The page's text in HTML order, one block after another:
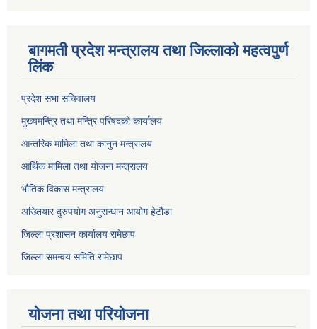
बागमती प्रदेश मन्त्रालय तथा जिल्लाको महत्वपुर्ण
लिंक
प्रदेश सभा सचिवालय
मुख्यमन्त्रि तथा मन्त्रि परिषदको कार्यालय
आन्तरिक मामिला तथा कानुन मन्त्रालय
आर्थिक मामिला तथा योजना मन्त्रालय
भौतिक विकास मन्त्रालय
अख्तियार दुरुपयोग अनुसन्धान आयोग हेटौडा
जिल्ला प्रशासन कार्यालय रामेछाप
जिल्ला समन्वय समिति रामेछाप
योजना तथा परियोजना